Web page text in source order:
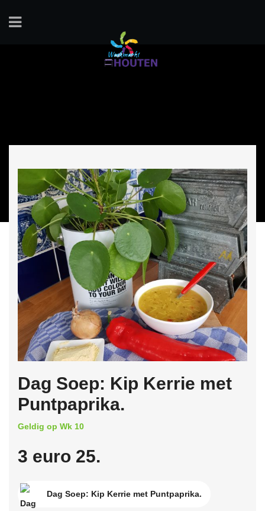
Dag Soep: Kip Kerrie met
Puntpaprika.
Geldig op Wk 10
3 euro 25.
Dag Soep: Kip Kerrie met Puntpaprika.